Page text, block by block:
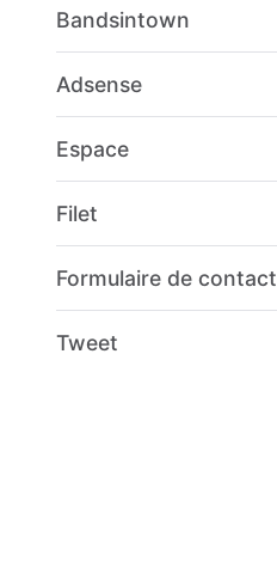
Bandsintown
Adsense
Espace
Filet
Formulaire de contact
Tweet